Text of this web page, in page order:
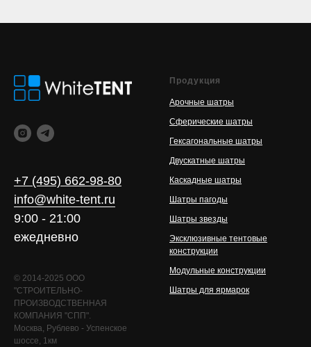
+7 (495) 662-98-80
info@white-tent.ru
9:00 - 21:00
ежедневно
© 2014-2025 ООО
"СТРОИТЕЛЬНО-
ПРОИЗВОДСТВЕННАЯ
КОМПАНИЯ "СПП".
Москва, Рублево - Успенское
шоссе, 1км
Продукция
Арочные шатры
Сферические шатры
Гексагональные шатры
Двускатные шатры
Каскадные шатры
Шатры пагоды
Шатры звезды
Эксклюзивные тентовые
конструкции
Модульные конструкции
Шатры для ярмарок